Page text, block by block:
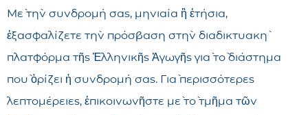
Μὲ τὴν συνδρομή σας, μηνιαία ἢ ἐτήσια,
ἐξασφαλίζετε τὴν πρόσβαση στὴν διαδικτυακὴ
πλατφόρμα τῆς Ἑλληνικῆς Ἀγωγῆς γιὰ τὸ διάστημα
ποὺ ὁρίζει ἡ συνδρομή σας. Γιὰ περισσότερες
λεπτομέρειες, ἐπικοινωνῆστε μὲ τὸ τμῆμα τῶν